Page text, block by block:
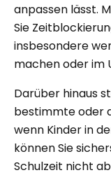
anpassen lässt.
Sie
insbesondere
machen oder im
Darüber hinaus
bestimmte oder
wenn Kinder in
können Sie
Schulzeit nicht